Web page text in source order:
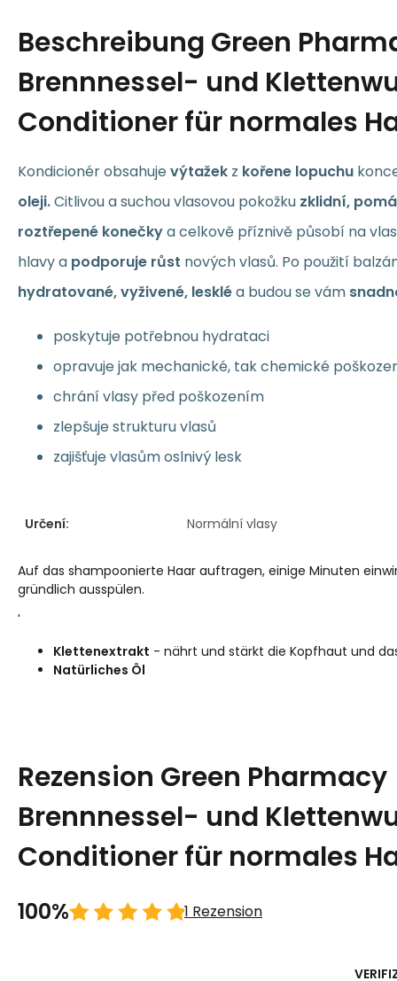
Beschreibung Green
Brennnessel- und
Conditioner für normales
Kondicionér obsahujevýtažek z kořene lopuchu
oleji.Citlivou a suchou vlasovou pokožku zklidní,
roztřepené konečkya celkově příznivě působí na
hlavy a podporuje růst nových vlasů. Po použití
hydratované, vyživené, leskléa budou se vám
poskytuje potřebnou hydrataci
opravuje jak mechanické, tak chemické
chrání vlasy před poškozením
zlepšuje strukturu vlasů
zajišťuje vlasům oslnivý lesk
Určení: Normální vlasy
Auf das shampoonierte Haar auftragen, einige Minuten
gründlich ausspülen.
'
Klettenextrakt - nährt und stärkt die Kopfhaut und
Natürliches Öl
Rezension Green Pharmacy
Brennnessel- und
Conditioner für normales
100% 1 Rezension